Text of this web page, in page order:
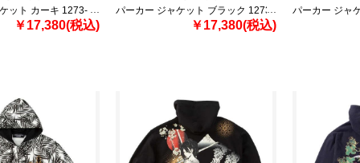
ット カーキ 1273-
6L 8L
￥17,380(税込)
パーカー ジャケット ブラック 1273-
5340-2 3L 4L 5L 6L 8L￥17,380(税込)
パーカー ジャ